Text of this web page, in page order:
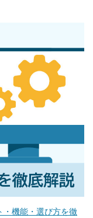
機能・選び方を徹